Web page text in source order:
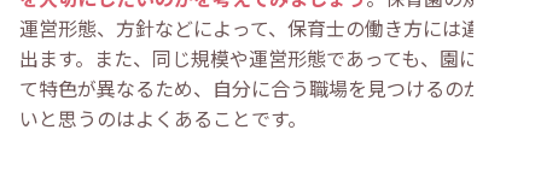
運営形態、方針などによって、保育士の働き方には違いが
出ます。また、同じ規模や運営形態であっても、園によっ
て特色が異なるため、自分に合う職場を見つけるのが難し
いと思うのはよくあることです。